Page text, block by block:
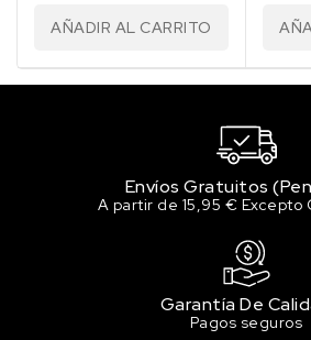
AÑADIR AL CARRITO
Envíos Gratuitos
A partir de 15,95 € Excepto
Garantía De
Pagos seguros